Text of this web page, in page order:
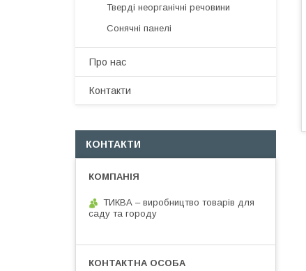
Тверді неорганічні речовини
Сонячні панелі
Про нас
Контакти
КОНТАКТИ
ТИКВА – виробництво товарів для
саду та городу